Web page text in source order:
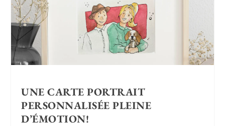
UNE CARTE PORTRAIT
PERSONNALISÉE PLEINE
D’ÉMOTION!